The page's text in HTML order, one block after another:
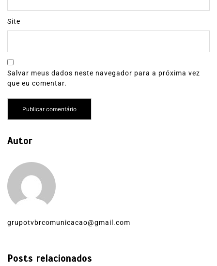
Site
Salvar meus dados neste navegador para a próxima vez
que eu comentar.
Autor
grupotvbrcomunicacao@gmail.com
Posts relacionados